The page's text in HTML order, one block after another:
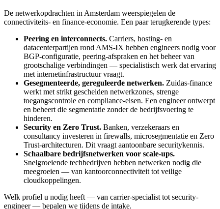
De netwerkopdrachten in Amsterdam weerspiegelen de
connectiviteits- en finance-economie. Een paar terugkerende types:
Peering en interconnects. Carriers, hosting- en
datacenterpartijen rond AMS-IX hebben engineers nodig voor
BGP-configuratie, peering-afspraken en het beheer van
grootschalige verbindingen — specialistisch werk dat ervaring
met internetinfrastructuur vraagt.
Gesegmenteerde, gereguleerde netwerken. Zuidas-finance
werkt met strikt gescheiden netwerkzones, strenge
toegangscontrole en compliance-eisen. Een engineer ontwerpt
en beheert die segmentatie zonder de bedrijfsvoering te
hinderen.
Security en Zero Trust. Banken, verzekeraars en
consultancy investeren in firewalls, microsegmentatie en Zero
Trust-architecturen. Dit vraagt aantoonbare securitykennis.
Schaalbare bedrijfsnetwerken voor scale-ups.
Snelgroeiende techbedrijven hebben netwerken nodig die
meegroeien — van kantoorconnectiviteit tot veilige
cloudkoppelingen.
Welk profiel u nodig heeft — van carrier-specialist tot security-
engineer — bepalen we tijdens de intake.